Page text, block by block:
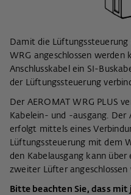
Damit die Lüftungssteuerung
WRG angeschlossen werden
Anschlusskabel ein SI-
der Lüftungssteuerung
Der AEROMAT WRG PLUS
Kabelein- und -ausgang. Der
erfolgt mittels eines
Lüftungssteuerung mit dem
den Kabelausgang kann
zweiter Lüfter angeschlossen
Bitte beachten Sie, dass